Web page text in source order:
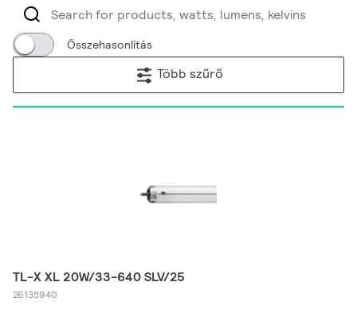
Összehasonlítás
Több szűrő
TL-X XL 20W/33-640 SLV/25
26135940